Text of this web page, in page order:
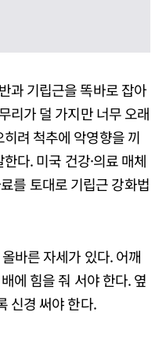
과 기립근을 똑바로 잡아
리가 덜 가지만 너무 오래
려 척추에 악영향을 끼
다. 미국 건강·의료 매체
를 토대로 기립근 강화법
바른 자세가 있다. 어깨
에 힘을 줘 서야 한다. 옆
신경 써야 한다.